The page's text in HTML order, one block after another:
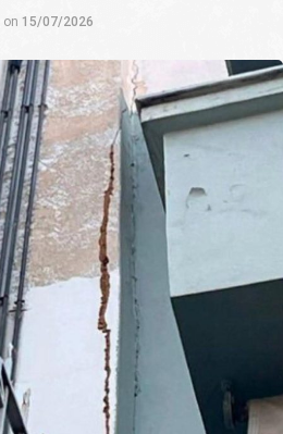
on 15/07/2026